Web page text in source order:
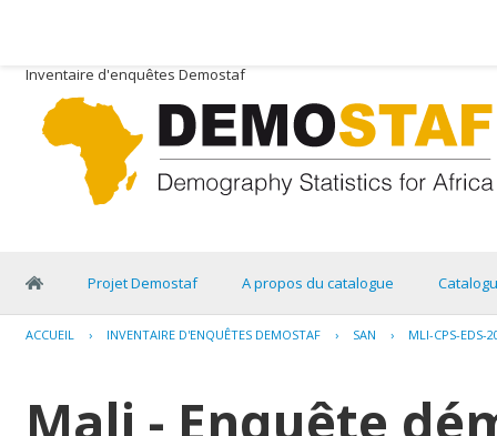
Inventaire d'enquêtes Demostaf
Projet Demostaf A propos du catalogue
ACCUEIL › INVENTAIRE D'ENQUÊTES DEMOSTAF › SAN › MLI-CPS-EDS-